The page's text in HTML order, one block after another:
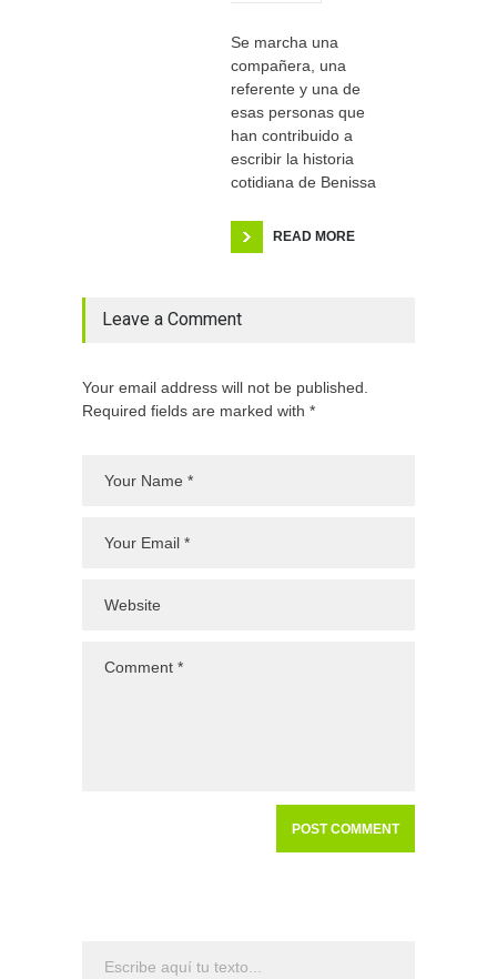
Se marcha una
compañera, una
referente y una de
esas personas que
han contribuido a
escribir la historia
cotidiana de Benissa
READ MORE
Leave a Comment
Your email address will not be published.
Required fields are marked with *